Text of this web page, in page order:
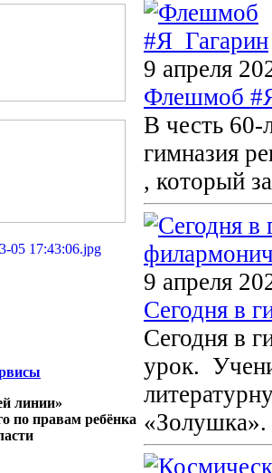
линии»
по правам ребёнка
9 апреля
Флешмоб
В честь 60-
гимназия
, который
9 апреля
Сегодня в
Сегодня в
урок.
«Золушка».